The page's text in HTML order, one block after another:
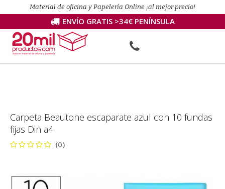
Material de oficina y Papelería Online ¡al mejor precio!
ENVÍO GRATIS >34€ PENÍNSULA
Carpeta Beautone escaparate azul con 10 fundas
fijas Din a4
(0)